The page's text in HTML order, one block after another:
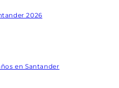
2026
en Santander